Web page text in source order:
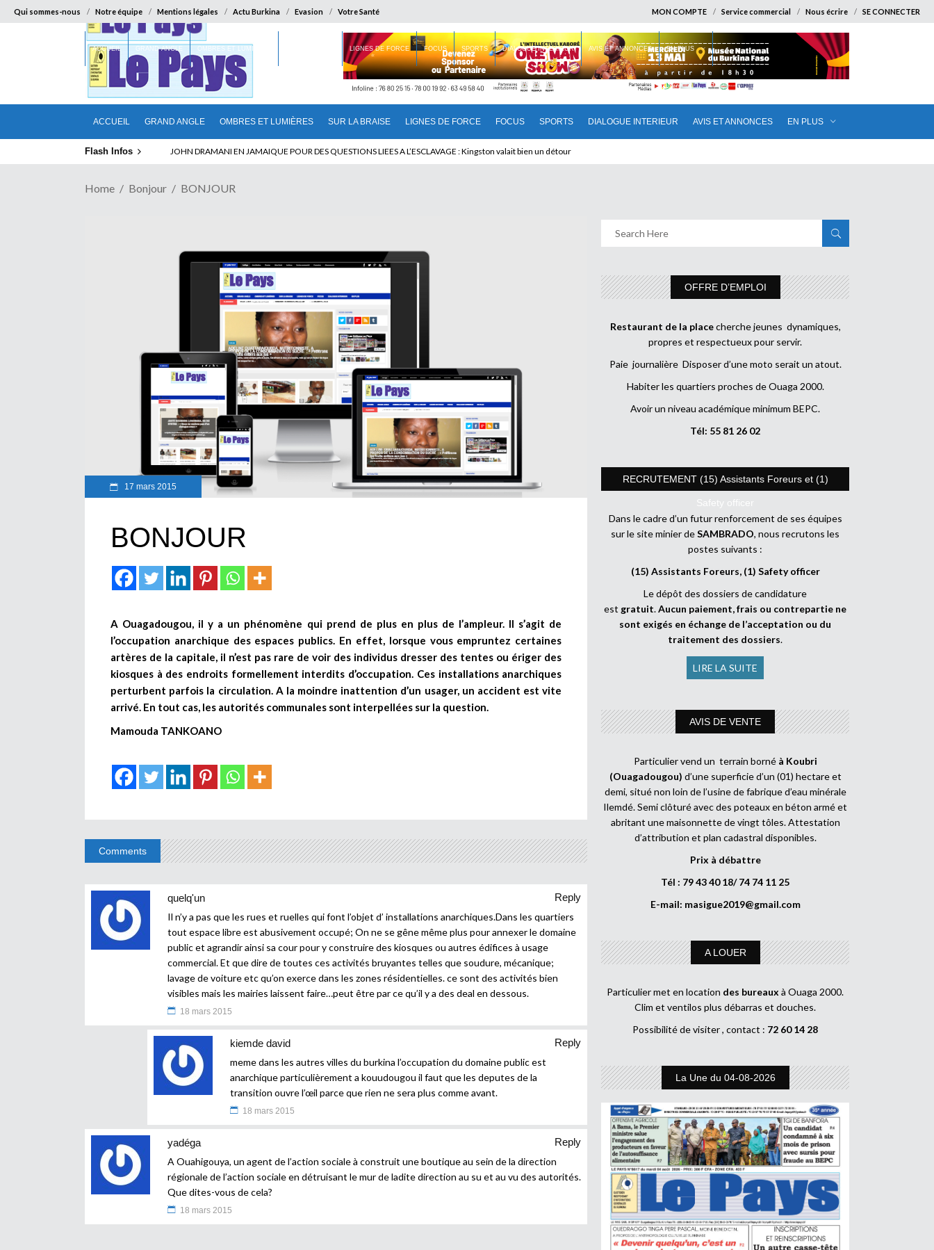
Qui sommes-nous Notre équipe Mentions légales Actu Burkina Evasion Votre Santé MON COMPTE Service commercial Nous écrire SE CONNECTER
ACCUEIL GRAND ANGLE OMBRES ET LUMIÈRES SUR LA BRAISE LIGNES DE FORCE FOCUS SPORTS DIALOGUE INTERIEUR AVIS ET ANNONCES EN PLUS
ACCUEIL GRAND ANGLE OMBRES ET LUMIÈRES LIGNES DE FORCE FOCUS SPORTS DIALOGUE INTERIEUR AVIS ET ANNONCES EN PLUS
Flash Infos ELECTION DE TALON A LA TETE DU SENAT BENINOIS : Quand Patrice quitte le pouvoir sans partir !
Home Bonjour BONJOUR
17 mars 2015
BONJOUR
A Ouagadougou, il y a un phénomène qui prend de plus en plus de l’ampleur. Il s’agit de
l’occupation anarchique des espaces publics. En effet, lorsque vous empruntez certaines
artères de la capitale, il n’est pas rare de voir des individus dresser des tentes ou ériger des
kiosques à des endroits formellement interdits d’occupation. Ces installations anarchiques
perturbent parfois la circulation. A la moindre inattention d’un usager, un accident est vite
arrivé. En tout cas, les autorités communales sont interpellées sur la question.
Mamouda TANKOANO
Comments
quelq'un
Reply
Il n’y a pas que les rues et ruelles qui font l’objet d’ installations anarchiques.Dans les quartiers
tout espace libre est abusivement occupé; On ne se gêne même plus pour annexer le domaine
public et agrandir ainsi sa cour pour y construire des kiosques ou autres édifices à usage
commercial. Et que dire de toutes ces activités bruyantes telles que soudure, mécanique;
lavage de voiture etc qu’on exerce dans les zones résidentielles. ce sont des activités bien
visibles mais les mairies laissent faire…peut être par ce qu’il y a des deal en dessous.
18 mars 2015
kiemde david
Reply
meme dans les autres villes du burkina l’occupation du domaine public est
anarchique particulièrement a kouudougou il faut que les deputes de la
transition ouvre l’œil parce que rien ne sera plus comme avant.
18 mars 2015
yadéga
Reply
A Ouahigouya, un agent de l’action sociale à construit une boutique au sein de la direction
régionale de l’action sociale en détruisant le mur de ladite direction au su et au vu des autorités.
Que dites-vous de cela?
18 mars 2015
OFFRE D’EMPLOI
Restaurant de la placecherche jeunes dynamiques,
propres et respectueux pour servir.
Paie journalière Disposer d’une moto serait un atout.
Habiter les quartiers proches de Ouaga 2000.
Avoir un niveau académique minimum BEPC.
Tél: 55 81 26 02
RECRUTEMENT (15) Assistants Foreurs et (1)
Safety officer
Dans le cadre d’un futur renforcement de ses équipes
sur le site minier deSAMBRADO, nous recrutons les
postes suivants :
(15) Assistants Foreurs, (1) Safety officer
Le dépôt des dossiers de candidature
est gratuit.Aucun paiement, frais ou contrepartie ne
sont exigés en échange de l’acceptation ou du
traitement des dossiers.
LIRE LA SUITE
AVIS DE VENTE
Particulier vend un terrain borné à Koubri
(Ouagadougou) d’une superficie d’un (01) hectare et
demi, situé non loin de l’usine de fabrique d’eau minérale
Ilemdé. Semi clôturé avec des poteaux en béton armé et
abritant une maisonnette de vingt tôles. Attestation
d’attribution et plan cadastral disponibles.
Prix à débattre
Tél : 79 43 40 18/ 74 74 11 25
E-mail: masigue2019@gmail.com
A LOUER
Particulier met en location des bureaux à Ouaga 2000.
Clim et ventilos plus débarras et douches.
Possibilité de visiter , contact : 72 60 14 28
La Une du 04-08-2026